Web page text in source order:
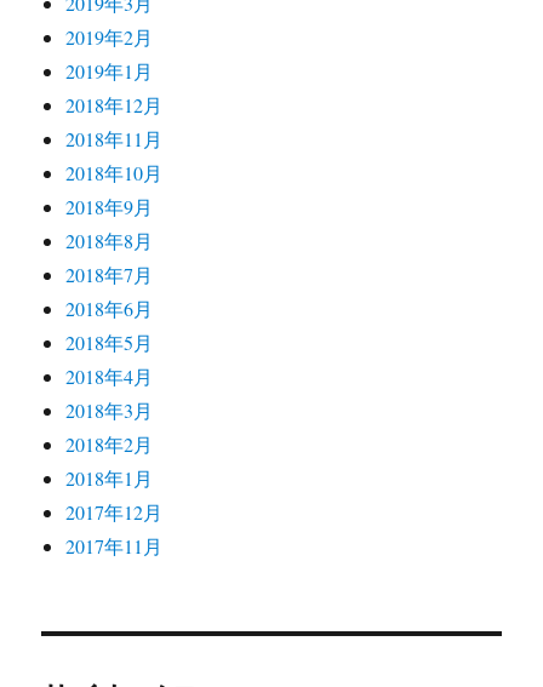
2019年2月
2019年1月
2018年12月
2018年11月
2018年10月
2018年9月
2018年8月
2018年7月
2018年6月
2018年5月
2018年4月
2018年3月
2018年2月
2018年1月
2017年12月
2017年11月